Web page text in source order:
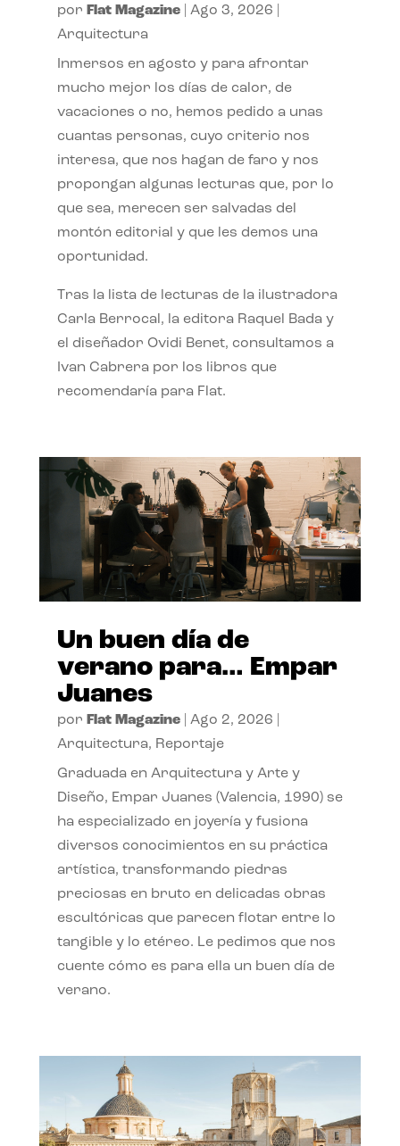
por Flat Magazine| Ago 3, 2026
Arquitectura
Inmersos en agosto y para afrontar
mucho mejor los días de calor, de
vacaciones o no, hemos pedido a unas
cuantas personas, cuyo criterio nos
interesa, que nos hagan de faro y nos
propongan algunas lecturas que, por lo
que sea, merecen ser salvadas del
montón editorial y que les demos una
oportunidad.
Tras la lista de lecturas de la ilustradora
Carla Berrocal, la editora Raquel Bada y
el diseñador Ovidi Benet, consultamos a
Ivan Cabrera por los libros que
recomendaría para Flat.
Un buen día de
verano para… Empar
Juanes
por Flat Magazine| Ago 2, 2026
Arquitectura, Reportaje
Graduada en Arquitectura y Arte y
Diseño, Empar Juanes (Valencia, 1990) se
ha especializado en joyería y fusiona
diversos conocimientos en su práctica
artística, transformando piedras
preciosas en bruto en delicadas obras
escultóricas que parecen flotar entre lo
tangible y lo etéreo. Le pedimos que nos
cuente cómo es para ella un buen día de
verano.